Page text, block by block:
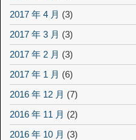
2017 年 4 月 (3)
2017 年 3 月 (3)
2017 年 2 月 (3)
2017 年 1 月 (6)
2016 年 12 月 (7)
2016 年 11 月 (2)
2016 年 10 月 (3)